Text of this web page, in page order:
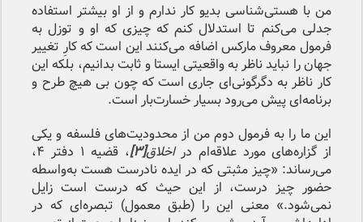
من با هستی‌شناسی بدیو کار ندارم و از او بیشتر استفاده
جدلی می‌کنم تا استدلال کنم که چیزی که او و توزل به
فرمول معروف مارکس اضافه می‌کنند این است که کارِ تغییر
جهان را نباید ناظر به واقعیتی ایستا و ثابت بدانیم، بلکه این
کار ناظر به دگرگونی‌ای جاری است که چون بی هیچ طرح و
برنامه‌ای پیش می‌رود بسیار خسارت‌بار است.
این ما را به فرمول دوم من از محدودیت‌های فلسفه و یکی
از گزاره‌های مورد علاقه‌ام دراخلاق[۳]
، قضیه ۱ دفتر ۴،
می‌رساند: «چیز مثبتی که در ایده نادرست هست به‌واسطه
حضور چیز درست، از این حیث که درست است زایل
نمی‌شود.» معنی این را (طبق معمول) تبصره‌ای که در